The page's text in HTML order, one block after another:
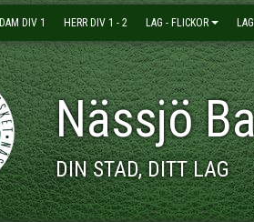
DAM DIV 1 HERR DIV 1 - 2 LAG - FLICKOR
Nässjö
DIN STAD, DITT LAG